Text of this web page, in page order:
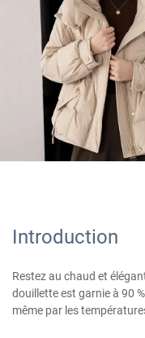
Introduction
Restez au chaud et
douillette est garnie à 90
même par les